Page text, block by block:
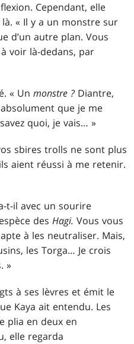
Cependant, elle
« Il y a un monstre sur
d’un autre plan. Vous
voir là-dedans, par
« Unmonstre ?Diantre,
que je me
quoi, je vais… »
sbires trolls ne sont plus
aient réussi à me retenir.
t-il avec un sourire
desHagi. Vous vous
à les neutraliser. Mais,
les Torga… Je crois
»
à ses lèvres et émit le
Kaya ait entendu. Les
plia en deux en
elle regarda